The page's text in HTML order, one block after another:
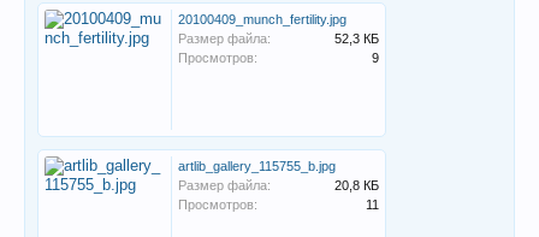
20100409_munch_fertility.jpg
Размер файла:
52,3 КБ
Просмотров:
9
artlib_gallery_115755_b.jpg
Размер файла:
20,8 КБ
Просмотров:
11